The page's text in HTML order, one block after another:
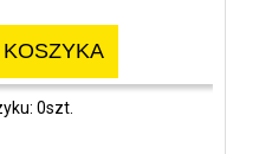
0szt.